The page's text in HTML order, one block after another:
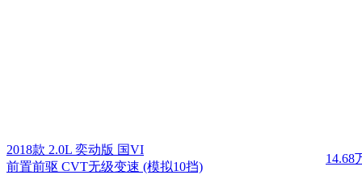
2018款 2.0L 奕动版 国VI
前置前驱 CVT无级变速 (模拟10挡)
14.68